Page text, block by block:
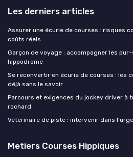
Les derniers articles
Assurer une écurie de courses : risques
coûts réels
Garçon de voyage : accompagner les
hippodrome
Se reconvertir en écurie de courses : les
déjà sans le savoir
Parcours et exigences du jockey driver à
rochard
Vétérinaire de piste : intervenir dans
Metiers Courses Hippiques